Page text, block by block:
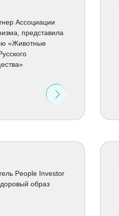
Ассоциации
представила
«Животные
People Investor
образ